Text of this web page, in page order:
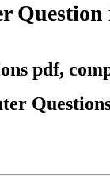
pdf,